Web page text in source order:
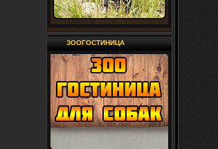
ЗООГОСТИНИЦА